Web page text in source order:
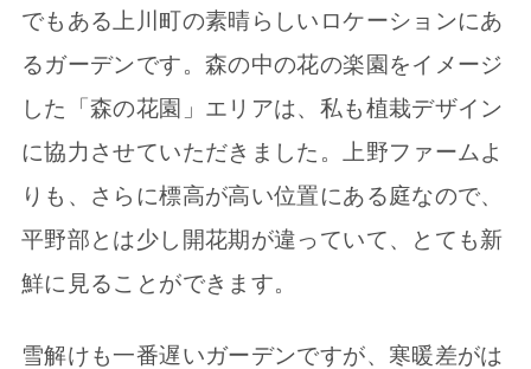
でもある上川町の素晴らしいロケーションにあ
るガーデンです。森の中の花の楽園をイメージ
した「森の花園」エリアは、私も植栽デザイン
に協力させていただきました。上野ファームよ
りも、さらに標高が高い位置にある庭なので、
平野部とは少し開花期が違っていて、とても新
鮮に見ることができます。
雪解けも一番遅いガーデンですが、寒暖差がは